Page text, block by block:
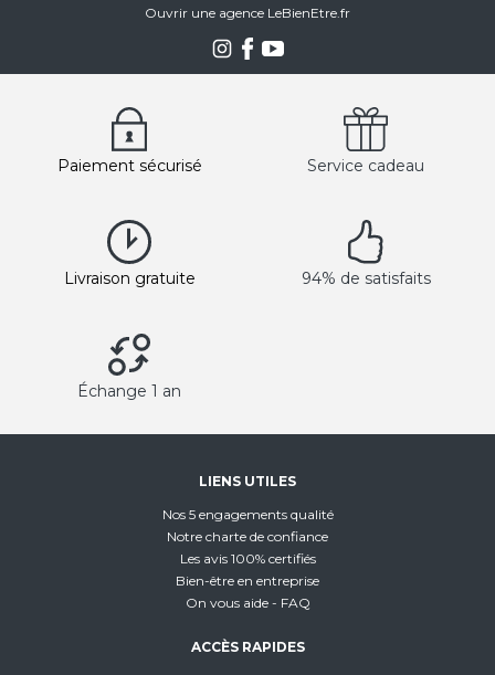
Ouvrir une agence LeBienEtre.fr
Paiement sécurisé Service cadeau
Livraison gratuite 94% de satisfaits
Échange 1 an
LIENS UTILES
Nos 5 engagements qualité
Notre charte de confiance
Les avis 100% certifiés
Bien-être en entreprise
On vous aide - FAQ
ACCÈS RAPIDES